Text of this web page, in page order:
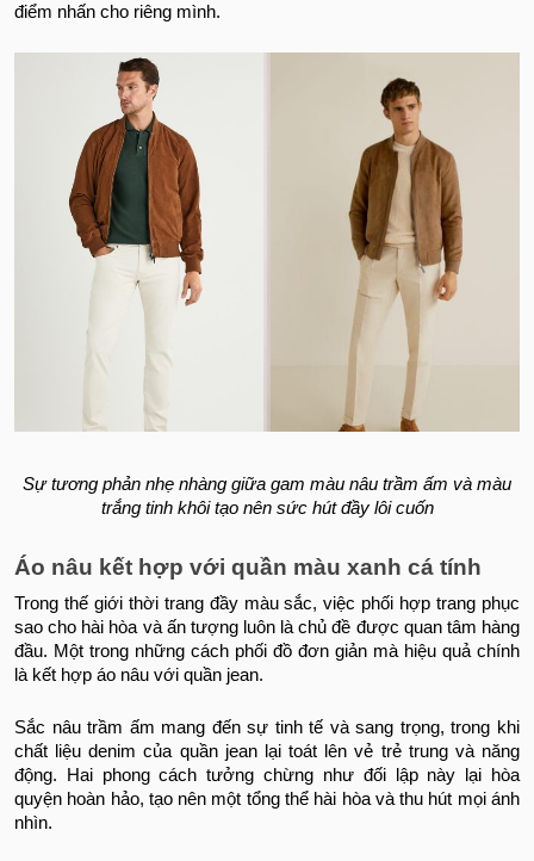
điểm nhấn cho riêng mình.
Sự tương phản nhẹ nhàng giữa gam màu nâu trầm ấm và màu
trắng tinh khôi tạo nên sức hút đầy lôi cuốn
Áo nâu kết hợp với quần màu xanh cá tính
Trong thế giới thời trang đầy màu sắc, việc phối hợp trang phục
sao cho hài hòa và ấn tượng luôn là chủ đề được quan tâm hàng
đầu. Một trong những cách phối đồ đơn giản mà hiệu quả chính
là kết hợp áo nâu với quần jean.
Sắc nâu trầm ấm mang đến sự tinh tế và sang trọng, trong khi
chất liệu denim của quần jean lại toát lên vẻ trẻ trung và năng
động. Hai phong cách tưởng chừng như đối lập này lại hòa
quyện hoàn hảo, tạo nên một tổng thể hài hòa và thu hút mọi ánh
nhìn.